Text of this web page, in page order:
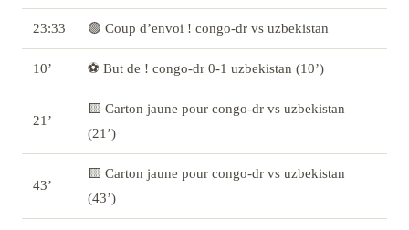
23:33 🟢 Coup d’envoi ! congo-dr vs uzbekistan
10’ ⚽ But de ! congo-dr 0-1 uzbekistan (10’)
21’
🟨 Carton jaune pour congo-dr vs uzbekistan
(21’)
43’
🟨 Carton jaune pour congo-dr vs uzbekistan
(43’)